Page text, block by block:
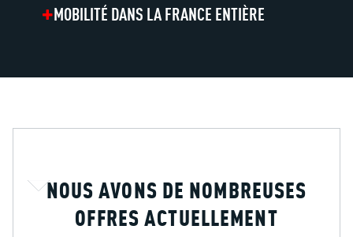
MOBILITÉ DANS LA FRANCE ENTIÈRE
NOUS AVONS DE NOMBREUSES
OFFRES ACTUELLEMENT